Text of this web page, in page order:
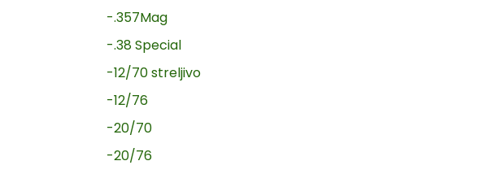
-.357Mag
-.38 Special
-12/70 streljivo
-12/76
-20/70
-20/76